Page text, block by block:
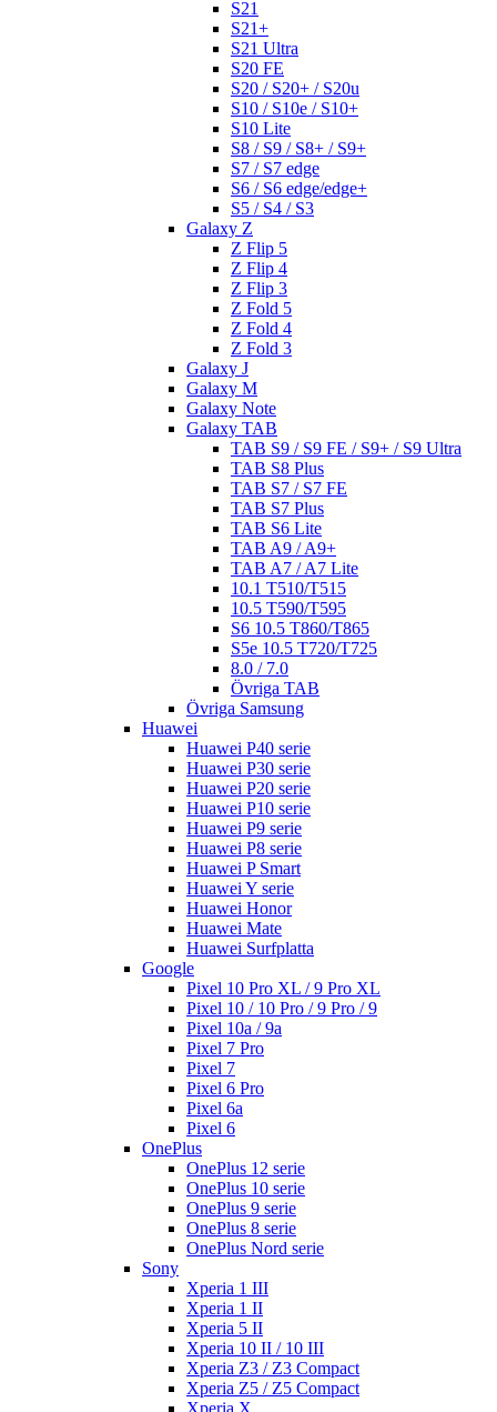
S21
S21+
S21 Ultra
S20 FE
S20 / S20+ / S20u
S10 / S10e / S10+
S10 Lite
S8 / S9 / S8+ / S9+
S7 / S7 edge
S6 / S6 edge/edge+
S5 / S4 / S3
Galaxy Z
Z Flip 5
Z Flip 4
Z Flip 3
Z Fold 5
Z Fold 4
Z Fold 3
Galaxy J
Galaxy M
Galaxy Note
Galaxy TAB
TAB S9 / S9 FE / S9+ / S9 Ultra
TAB S8 Plus
TAB S7 / S7 FE
TAB S7 Plus
TAB S6 Lite
TAB A9 / A9+
TAB A7 / A7 Lite
10.1 T510/T515
10.5 T590/T595
S6 10.5 T860/T865
S5e 10.5 T720/T725
8.0 / 7.0
Övriga TAB
Övriga Samsung
Huawei
Huawei P40 serie
Huawei P30 serie
Huawei P20 serie
Huawei P10 serie
Huawei P9 serie
Huawei P8 serie
Huawei P Smart
Huawei Y serie
Huawei Honor
Huawei Mate
Huawei Surfplatta
Google
Pixel 10 Pro XL / 9 Pro XL
Pixel 10 / 10 Pro / 9 Pro / 9
Pixel 10a / 9a
Pixel 7 Pro
Pixel 7
Pixel 6 Pro
Pixel 6a
Pixel 6
OnePlus
OnePlus 12 serie
OnePlus 10 serie
OnePlus 9 serie
OnePlus 8 serie
OnePlus Nord serie
Sony
Xperia 1 III
Xperia 1 II
Xperia 5 II
Xperia 10 II / 10 III
Xperia Z3 / Z3 Compact
Xperia Z5 / Z5 Compact
Xperia X